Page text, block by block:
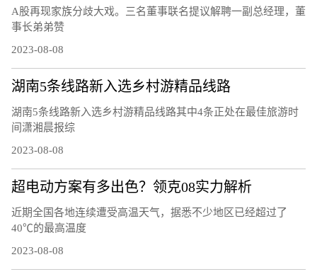
A股再现家族分歧大戏。三名董事联名提议解聘一副总经理，董
事长弟弟赞
2023-08-08
湖南5条线路新入选乡村游精品线路
湖南5条线路新入选乡村游精品线路其中4条正处在最佳旅游时
间潇湘晨报综
2023-08-08
超电动方案有多出色？领克08实力解析
近期全国各地连续遭受高温天气，据悉不少地区已经超过了
40℃的最高温度
2023-08-08